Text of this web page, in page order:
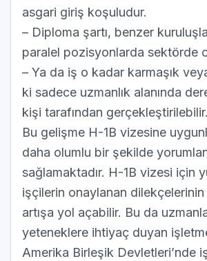
asgari giriş koşuludur.
– Diploma şartı, benzer
paralel pozisyonlarda sektörde
– Ya da iş o kadar karmaşık
ki sadece uzmanlık alanında
kişi tarafından gerçekleştirilebilir.
Bu gelişme H-1B vizesine
daha olumlu bir şekilde
sağlamaktadır. H-1B vizesi için
işçilerin onaylanan dilekçelerinin
artışa yol açabilir. Bu da
yeteneklere ihtiyaç duyan
Amerika Birleşik Devletleri’nde